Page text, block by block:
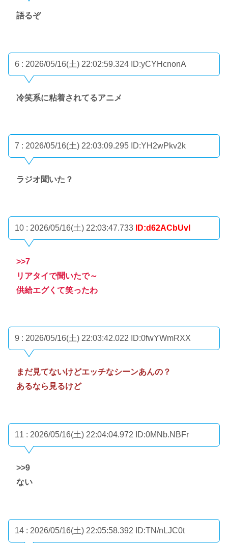
語るぞ
6 : 2026/05/16(土) 22:02:59.324 ID:yCYHcnonA
冷笑系に粘着されてるアニメ
7 : 2026/05/16(土) 22:03:09.295 ID:YH2wPkv2k
ラジオ聞いた？
10 : 2026/05/16(土) 22:03:47.733 ID:d62ACbUvl
>>7
リアタイで聞いたで～
供給エグくて笑ったわ
9 : 2026/05/16(土) 22:03:42.022 ID:0fwYWmRXX
まだ見てないけどエッチなシーンあんの？
あるなら見るけど
11 : 2026/05/16(土) 22:04:04.972 ID:0MNb.NBFr
>>9
ない
14 : 2026/05/16(土) 22:05:58.392 ID:TN/nLJC0t